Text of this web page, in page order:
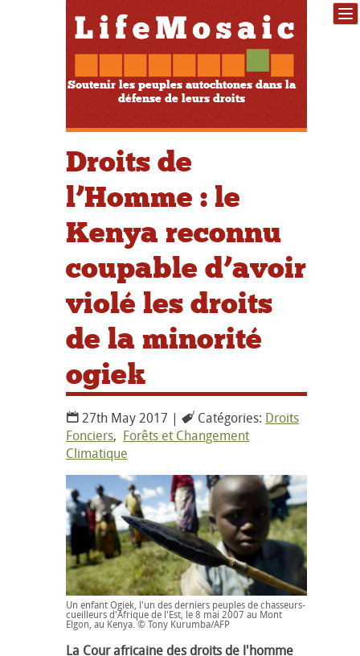
Soutenir les peuples autochtones dans la
défense de leurs droits
Droits de
l’Homme : le
Kenya reconnu
coupable d’avoir
violé les droits
de la minorité
ogiek
27th May 2017 | Catégories: Droits
Fonciers, Forêts et Changement
Climatique
Un enfant Ogiek, l'un des derniers peuples de chasseurs-
cueilleurs d'Afrique de l'Est, le 8 mai 2007 au Mont
Elgon, au Kenya. © Tony Kurumba/AFP
La Cour africaine des droits de l'homme